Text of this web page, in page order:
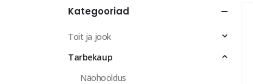
Kategooriad
Toit ja jook
Tarbekaup
Näohooldus